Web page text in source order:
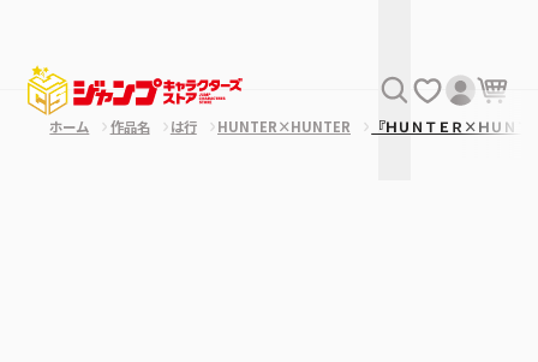
ホーム 作品名 は行 HUNTER×HUNTER 『ＨＵＮＴＥＲ×ＨＵＮ